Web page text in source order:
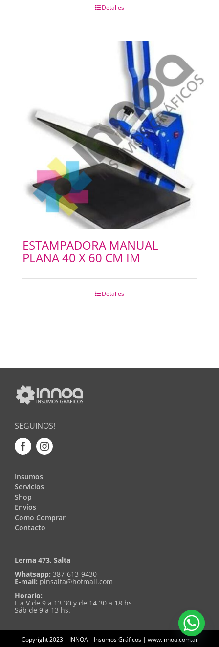
Detalles
ESTAMPADORA MANUAL
PLANA 40 X 60 CM IM
Detalles
SEGUINOS!
Insumos
Servicios
Shop
Envíos
Como Comprar
Contacto
Lerma 473, Salta
Whatsapp: 387-613-9430
E-mail: pinsalta@hotmail.com
Horario:
L a V de 9 a 13.30 y de 14.30 a 18 hs.
Sáb de 9 a 13 hs.
Copyright 2023 | INNOA – Insumos Gráficos | www.innoa.com.ar